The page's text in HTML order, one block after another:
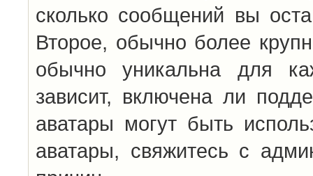
сколько сообщений вы
Второе, обычно более
обычно уникальна для
зависит, включена ли
аватары могут быть
аватары, свяжитесь с